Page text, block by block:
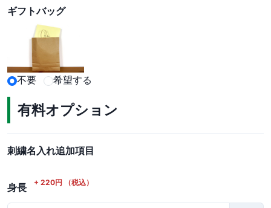
ギフトバッグ
不要 希望する
有料オプション
刺繍名入れ追加項目
身長 + 220円 （税込）